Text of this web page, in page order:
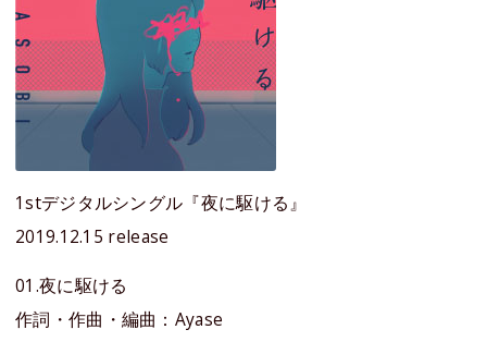
1stデジタルシングル『夜に駆ける』
2019.12.15 release
01.夜に駆ける
作詞・作曲・編曲：Ayase